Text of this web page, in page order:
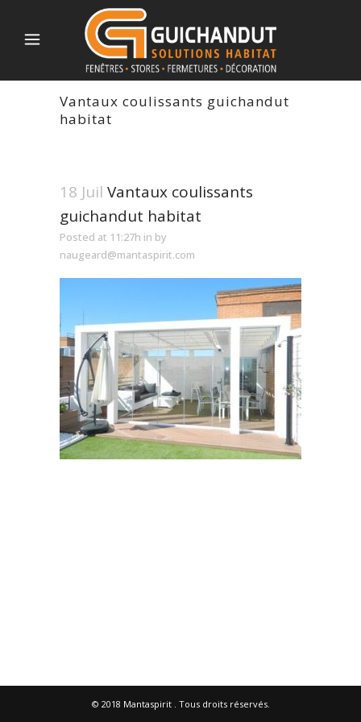
Vantaux coulissants guichandut
habitat
18 Juil Vantaux coulissants
guichandut habitat
Posted at 11:27h in by
naugeard@mantaspirit.com
© 2018 Mantaspirit. Tous droits réservés.